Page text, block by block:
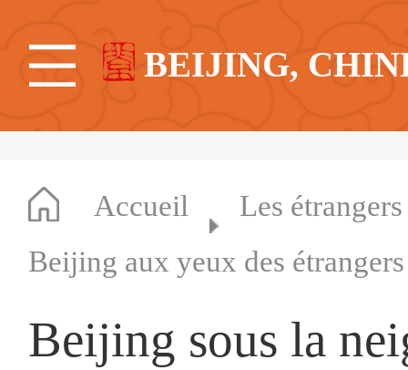
BEIJING,
Accueil
Les
Beijing aux yeux des étrangers
Beijing sous la